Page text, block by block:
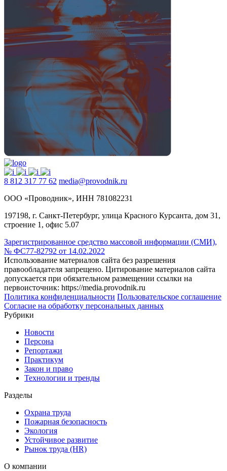
8 812 317 77 62 media@provodnik.ru
ООО «Проводник», ИНН 781082231
197198, г. Санкт-Петербург, улица Красного Курсанта, дом 31,
строение 1, офис 5.07
Зарегистрированное средство массовой информации (СМИ),
№ ФС77-82792 от 14.02.2022
Использование материалов сайта без разрешения
правообладателя запрещено. Цитирование материалов сайта
допускается при обязательном размещении ссылки на
первоисточник: https://media.provodnik.ru
Политика конфиденциальности Пользовательское соглашение
Согласие на обработку персональных данных
Рубрики
Новости
Персона
Репортажи
Практикум
Закон и право
Технологии и тренды
Разделы
Охрана труда
Пожарная безопасность
Экология
Устойчивое развитие
Рынок труда (HR)
О компании